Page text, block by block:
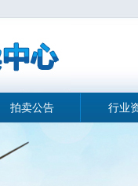
拍卖公告 行业